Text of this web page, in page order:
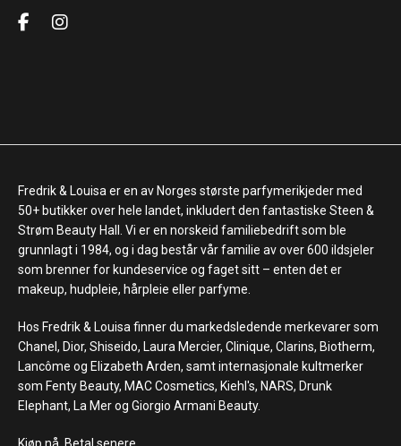
Fredrik & Louisa er en av Norges største parfymerikjeder med
50+ butikker over hele landet, inkludert den fantastiske Steen &
Strøm Beauty Hall. Vi er en norskeid familiebedrift som ble
grunnlagt i 1984, og i dag består vår familie av over 600 ildsjeler
som brenner for kundeservice og faget sitt – enten det er
makeup, hudpleie, hårpleie eller parfyme.
Hos Fredrik & Louisa finner du markedsledende merkevarer som
Chanel, Dior, Shiseido, Laura Mercier, Clinique, Clarins, Biotherm,
Lancôme og Elizabeth Arden, samt internasjonale kultmerker
som Fenty Beauty, MAC Cosmetics, Kiehl's, NARS, Drunk
Elephant, La Mer og Giorgio Armani Beauty.